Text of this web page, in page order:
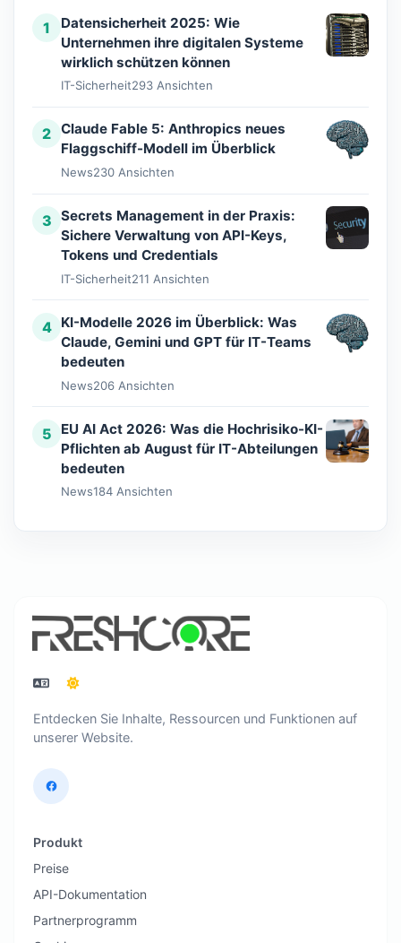
1
Datensicherheit 2025: Wie
Unternehmen ihre digitalen Systeme
wirklich schützen können
IT-Sicherheit293 Ansichten
2 Claude Fable 5: Anthropics neues
Flaggschiff-Modell im Überblick
News230 Ansichten
3 Secrets Management in der Praxis:
Sichere Verwaltung von API-Keys,
Tokens und Credentials
IT-Sicherheit211 Ansichten
4
KI-Modelle 2026 im Überblick: Was
Claude, Gemini und GPT für IT-Teams
bedeuten
News206 Ansichten
5
EU AI Act 2026: Was die Hochrisiko-KI-
Pflichten ab August für IT-Abteilungen
bedeuten
News184 Ansichten
Entdecken Sie Inhalte, Ressourcen und Funktionen auf
unserer Website.
Produkt
Preise
API-Dokumentation
Partnerprogramm